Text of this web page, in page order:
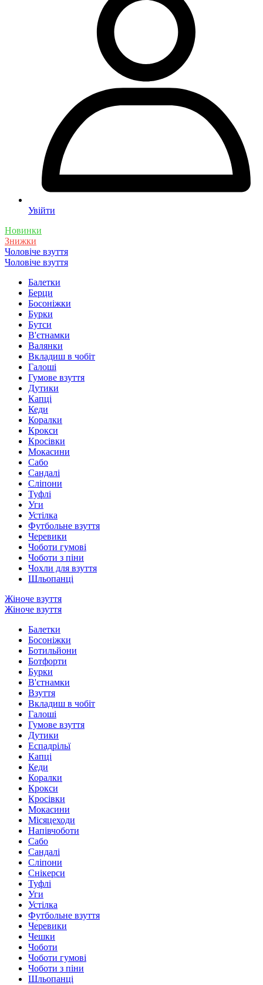
Увійти
Новинки
Знижки
Чоловіче взуття
Чоловіче взуття
Балетки
Берци
Босоніжки
Бурки
Бутси
В'єтнамки
Валянки
Вкладиш в чобіт
Галоші
Гумове взуття
Дутики
Капці
Кеди
Коралки
Крокси
Кросівки
Мокасини
Сабо
Сандалі
Сліпони
Туфлі
Уги
Устілка
Футбольне взуття
Черевики
Чоботи гумові
Чоботи з піни
Чохли для взуття
Шльопанці
Жіноче взуття
Жіноче взуття
Балетки
Босоніжки
Ботильйони
Ботфорти
Бурки
В'єтнамки
Взуття
Вкладиш в чобіт
Галоші
Гумове взуття
Дутики
Еспадрільї
Капці
Кеди
Коралки
Крокси
Кросівки
Мокасини
Місяцеходи
Напівчоботи
Сабо
Сандалі
Сліпони
Снікерси
Туфлі
Уги
Устілка
Футбольне взуття
Черевики
Чешки
Чоботи
Чоботи гумові
Чоботи з піни
Шльопанці